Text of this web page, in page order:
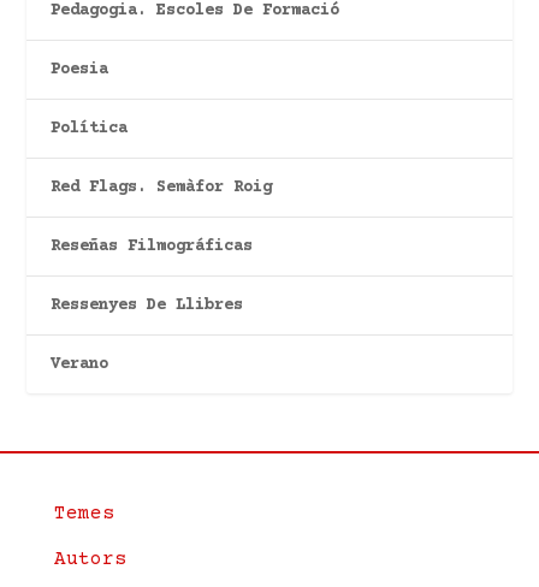
Pedagogia. Escoles De Formació
Poesia
Política
Red Flags. Semàfor Roig
Reseñas Filmográficas
Ressenyes De Llibres
Verano
Temes
Autors